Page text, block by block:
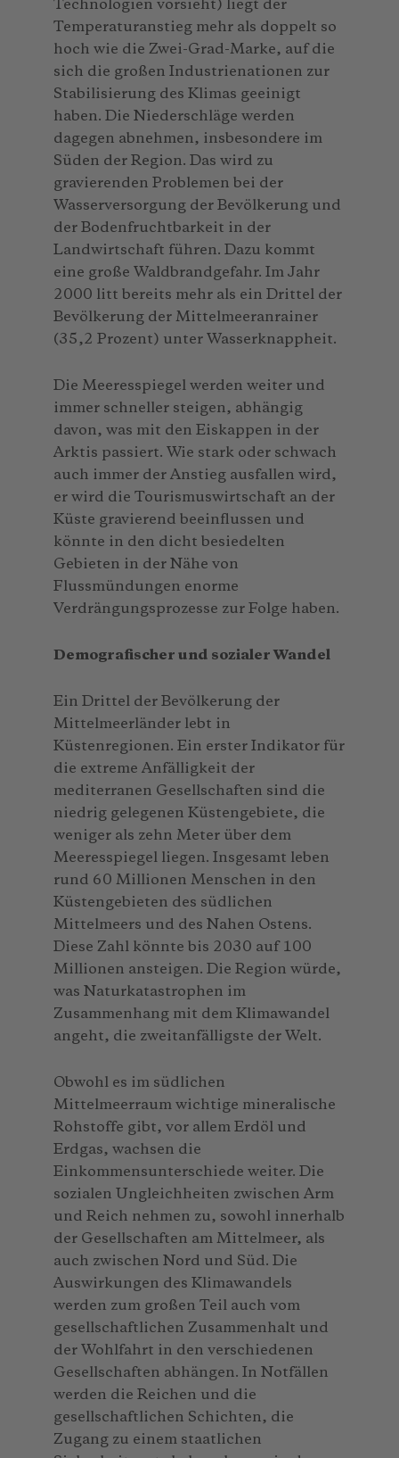
Technologien vorsieht) liegt der
Temperaturanstieg mehr als doppelt so
hoch wie die Zwei-Grad-Marke, auf die
sich die großen Industrienationen zur
Stabilisierung des Klimas geeinigt
haben. Die Niederschläge werden
dagegen abnehmen, insbesondere im
Süden der Region. Das wird zu
gravierenden Problemen bei der
Wasserversorgung der Bevölkerung und
der Bodenfruchtbarkeit in der
Landwirtschaft führen. Dazu kommt
eine große Waldbrandgefahr. Im Jahr
2000 litt bereits mehr als ein Drittel der
Bevölkerung der Mittelmeeranrainer
(35,2 Prozent) unter Wasserknappheit.
Die Meeresspiegel werden weiter und
immer schneller steigen, abhängig
davon, was mit den Eiskappen in der
Arktis passiert. Wie stark oder schwach
auch immer der Anstieg ausfallen wird,
er wird die Tourismuswirtschaft an der
Küste gravierend beeinflussen und
könnte in den dicht besiedelten
Gebieten in der Nähe von
Flussmündungen enorme
Verdrängungsprozesse zur Folge haben.
Demografischer und sozialer Wandel
Ein Drittel der Bevölkerung der
Mittelmeerländer lebt in
Küstenregionen. Ein erster Indikator für
die extreme Anfälligkeit der
mediterranen Gesellschaften sind die
niedrig gelegenen Küstengebiete, die
weniger als zehn Meter über dem
Meeresspiegel liegen. Insgesamt leben
rund 60 Millionen Menschen in den
Küstengebieten des südlichen
Mittelmeers und des Nahen Ostens.
Diese Zahl könnte bis 2030 auf 100
Millionen ansteigen. Die Region würde,
was Naturkatastrophen im
Zusammenhang mit dem Klimawandel
angeht, die zweitanfälligste der Welt.
Obwohl es im südlichen
Mittelmeerraum wichtige mineralische
Rohstoffe gibt, vor allem Erdöl und
Erdgas, wachsen die
Einkommensunterschiede weiter. Die
sozialen Ungleichheiten zwischen Arm
und Reich nehmen zu, sowohl innerhalb
der Gesellschaften am Mittelmeer, als
auch zwischen Nord und Süd. Die
Auswirkungen des Klimawandels
werden zum großen Teil auch vom
gesellschaftlichen Zusammenhalt und
der Wohlfahrt in den verschiedenen
Gesellschaften abhängen. In Notfällen
werden die Reichen und die
gesellschaftlichen Schichten, die
Zugang zu einem staatlichen